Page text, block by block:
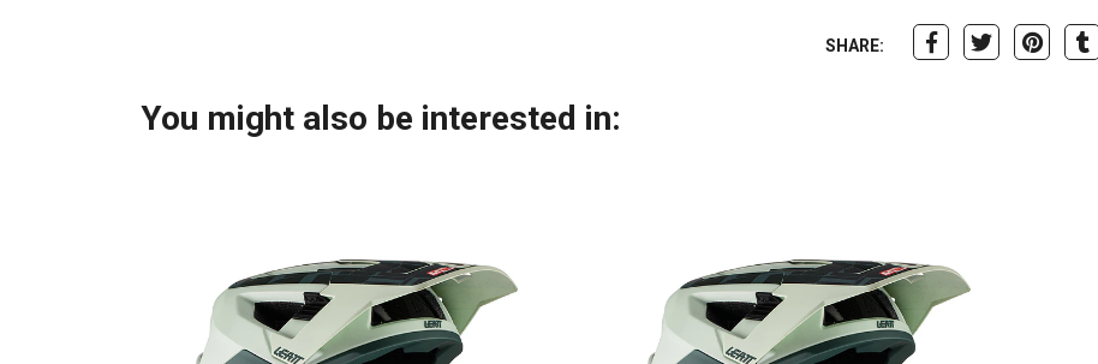
SHARE:
You might also be interested in: